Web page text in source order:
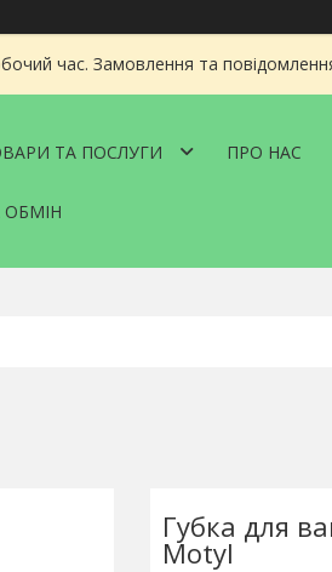
час. Замовлення та
ТА ПОСЛУГИ ПРО НАС
ОБМІН
Губка для
Motyl